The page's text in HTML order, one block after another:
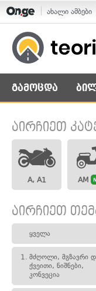
ახალი ამბები
გამოცდა
აირჩიეთ
A, A1 AM
აირჩიეთ
ყველა
1. მძღოლი, მგზავრი
ქვეითი, ნიშნები,
კონვეცია